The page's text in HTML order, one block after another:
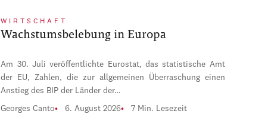
WIRTSCHAFT
Wachstumsbelebung in Europa
Am 30. Juli veröffentlichte Eurostat, das statistische Amt
der EU, Zahlen, die zur allgemeinen Überraschung einen
Anstieg des BIP der Länder der…
Georges Canto 6. August 2026 7 Min. Lesezeit